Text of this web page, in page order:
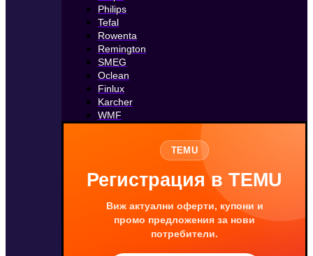
Philips
Tefal
Rowenta
Remington
SMEG
Oclean
Finlux
Karcher
WMF
TEMU
Регистрация в TEMU
Виж актуални оферти, купони и
промо предложения за нови
потребители.